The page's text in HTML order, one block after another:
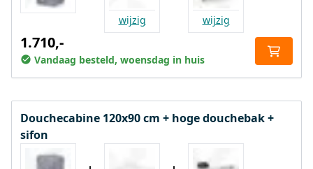
wijzig wijzig
1.710,-
Vandaag besteld, woensdag in huis
Douchecabine 120x90 cm + hoge douchebak +
sifon